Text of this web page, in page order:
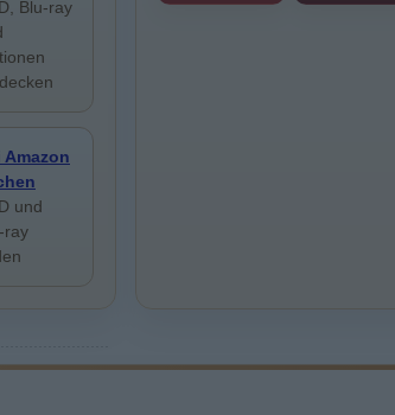
Blu-ray
Amazon
und
ray